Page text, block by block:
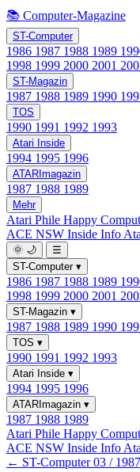
📚 Computer-Magazine
ST-Computer
1986 1987 1988 1989
1998 1999 2000 2001
ST-Magazin
1987 1988 1989 1990
TOS
1990 1991 1992 1993
Atari Inside
1994 1995 1996
ATARImagazin
1987 1988 1989
Mehr
Atari Phile Happy
ACE NSW Inside Info
🌞 🌙
☰
ST-Computer ▾
1986 1987 1988 1989
1998 1999 2000 2001
ST-Magazin ▾
1987 1988 1989 1990
TOS ▾
1990 1991 1992 1993
Atari Inside ▾
1994 1995 1996
ATARImagazin ▾
1987 1988 1989
Atari Phile Happy
ACE NSW Inside Info
← ST-Computer 03 / 1987